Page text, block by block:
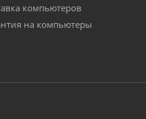
компьютеров
на компьютеры